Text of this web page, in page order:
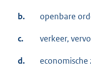
b. openbare
c. verkeer,
d. economische